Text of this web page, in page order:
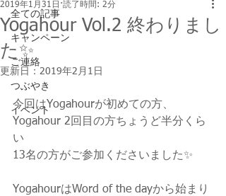
全ての記事
キャンペーン
ご連絡
つぶやき
イベント
Yogahour Vol.2 終わりまし
た✨
2019年1月31日 読了時間: 2分
更新日： 2019年2月1日
今回はYogahourが初めての方、
Yogahour 2回目の方ちょうど半分くら
い
13名の方がご参加くださいました✨
YogahourはWord of the dayから始まり